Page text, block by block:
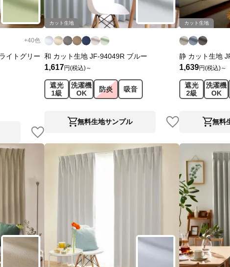
+40色
イトグリー
カット生地
和 カット生地 JF-94049R ブルー
1,617円(税込)～
遮光
1級
洗濯機
OK
防炎 吸音
無料生地サンプル
カット生地
静 カット生地
1,639円(税込)～
遮光
2級
洗濯機
OK
無料